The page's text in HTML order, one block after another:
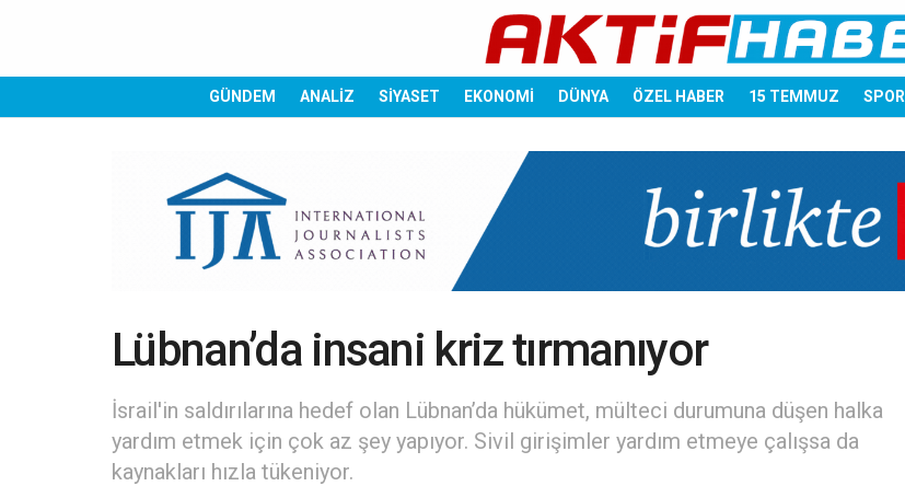
GÜNDEM ANALİZ SİYASET EKONOMİ DÜNYA ÖZEL HABER 15 TEMMUZ SPOR
Lübnan’da insani kriz tırmanıyor
İsrail'in saldırılarına hedef olan Lübnan’da hükümet, mülteci durumuna düşen halka
yardım etmek için çok az şey yapıyor. Sivil girişimler yardım etmeye çalışsa da
kaynakları hızla tükeniyor.